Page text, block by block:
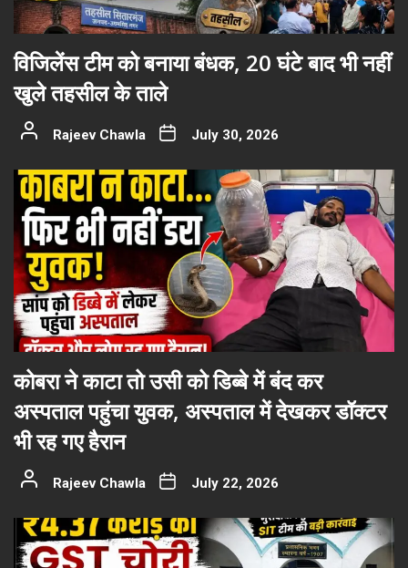
विजिलेंस टीम को बनाया बंधक, 20 घंटे बाद भी नहीं
खुले तहसील के ताले
Rajeev Chawla July 30, 2026
कोबरा ने काटा तो उसी को डिब्बे में बंद कर
अस्पताल पहुंचा युवक, अस्पताल में देखकर डॉक्टर
भी रह गए हैरान
Rajeev Chawla July 22, 2026